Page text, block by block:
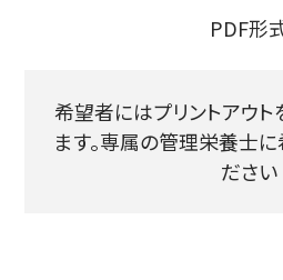
PDF形
希望者にはプリントアウ
ます。専属の管理栄養士
ださい